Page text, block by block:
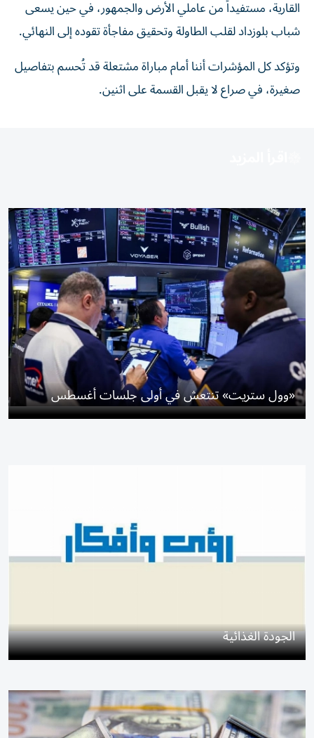
القارية، مستفيداً من عاملي الأرض والجمهور، في حين يسعى
شباب بلوزداد لقلب الطاولة وتحقيق مفاجأة تقوده إلى النهائي.
وتؤكد كل المؤشرات أننا أمام مباراة مشتعلة قد تُحسم بتفاصيل
صغيرة، في صراع لا يقبل القسمة على اثنين.
«وول ستريت» تنتعش في أولى جلسات أغسطس
الجودة الغذائية